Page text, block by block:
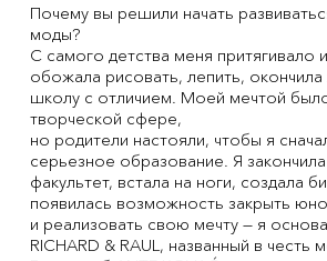
Почему вы решили начать
моды?
С самого детства меня притягивало
обожала рисовать, лепить,
школу с отличием. Моей мечтой
творческой сфере,
но родители настояли, чтобы я
серьезное образование. Я
факультет, встала на ноги, создала
появилась возможность закрыть
и реализовать свою мечту — я
RICHARD & RAUL, названный в честь